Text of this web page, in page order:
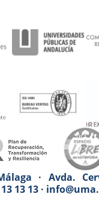
· Avda.
13 13 ·